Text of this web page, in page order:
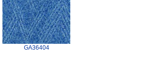
GA36404